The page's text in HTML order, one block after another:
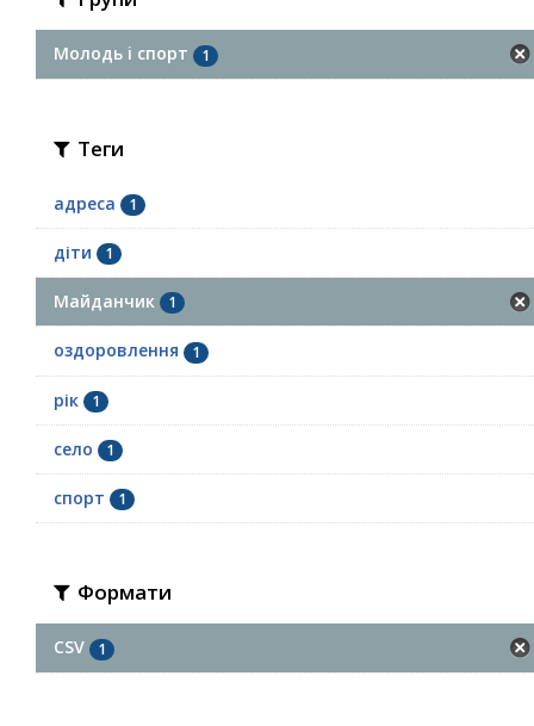
Молодь i спорт 1
Теги
адреса 1
діти 1
Майданчик 1
оздоровлення 1
рік 1
село 1
спорт 1
Формати
CSV 1